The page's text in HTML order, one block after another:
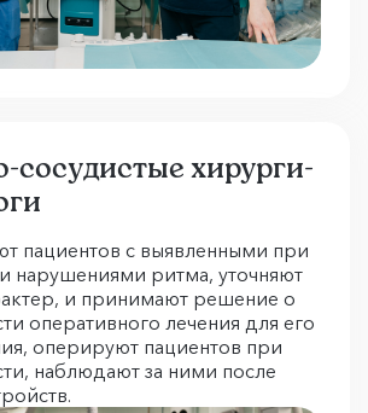
сосудистые хирурги-
пациентов с выявленными при
нарушениями ритма, уточняют
и принимают решение о
оперативного лечения для его
оперируют пациентов при
наблюдают за ними после